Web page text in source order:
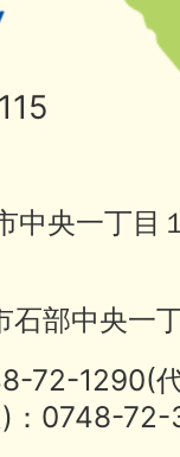
央一丁目
部中央一
72-
)：0748-